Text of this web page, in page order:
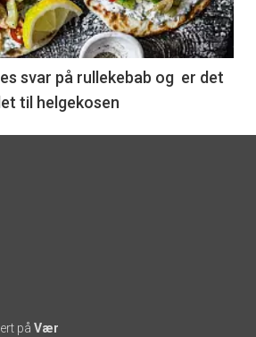
svar på rullekebab og er det
til helgekosen
på Vær